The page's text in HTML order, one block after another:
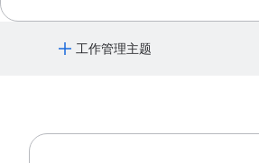
思维导图示例
上下文切换
泳道图
架构图
如何实现任务自动化
时间管理工具
PERT 图表
风险缓解
项目监控
成本绩效指数
知识共享文化
文档
标准操作程序
工作管理主题